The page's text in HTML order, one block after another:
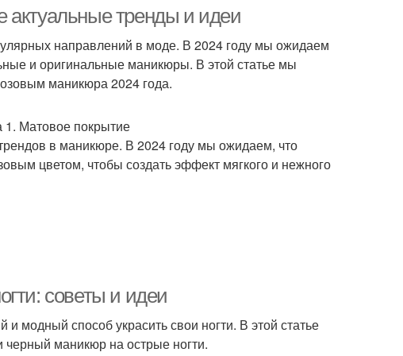
Матовый гель-лак
Особенности в матовом
Матовые лаки
тренды и идеи
направлений в моде. В 2024 году мы ожидаем
и оригинальные маникюры. В этой статье мы
маникюра 2024 года.
Матовое покрытие
в маникюре. В 2024 году мы ожидаем, что
цветом, чтобы создать эффект мягкого и нежного
советы и идеи
модный способ украсить свои ногти. В этой статье
маникюр на острые ногти.